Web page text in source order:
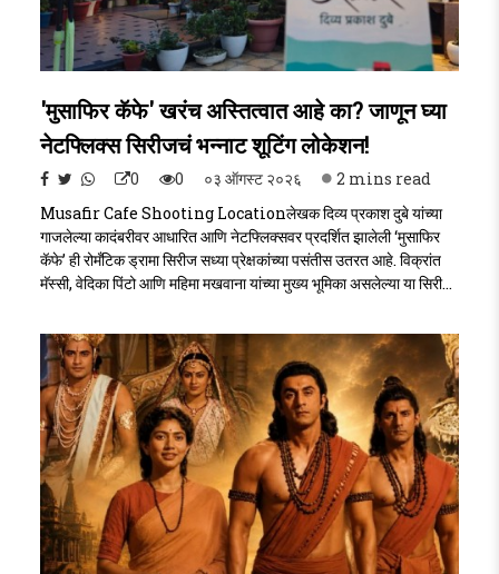
'मुसाफिर कॅफे' खरंच अस्तित्वात आहे का? जाणून घ्या
नेटफ्लिक्स सिरीजचं भन्नाट शूटिंग लोकेशन!
0 0 ०३ ऑगस्ट २०२६
2 mins read
Musafir Cafe Shooting Locationलेखक दिव्य प्रकाश दुबे यांच्या
गाजलेल्या कादंबरीवर आधारित आणि नेटफ्लिक्सवर प्रदर्शित झालेली ‘मुसाफिर
कॅफे’ ही रोमँटिक ड्रामा सिरीज सध्या प्रेक्षकांच्या पसंतीस उतरत आहे. विक्रांत
मॅस्सी, वेदिका पिंटो आणि महिमा मखवाना यांच्या मुख्य भूमिका असलेल्या या सिरीज
करत आहे. हा कॅफे नेमका कुठे आहे, त्या शूटिंग लोकेशनचे वैशिष्ट्य काय आणि तिथे
प्रत्यक्ष जाता येते का, याबद्दलची सविस्तर माहिती समोर आली आहे.Musafir ..